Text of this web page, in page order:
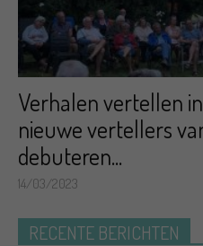
Verhalen vertellen
nieuwe vertellers
debuteren...
14/03/2023
RECENTE BERICHTEN